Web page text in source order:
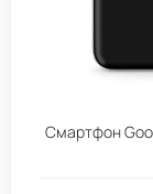
Смартфон